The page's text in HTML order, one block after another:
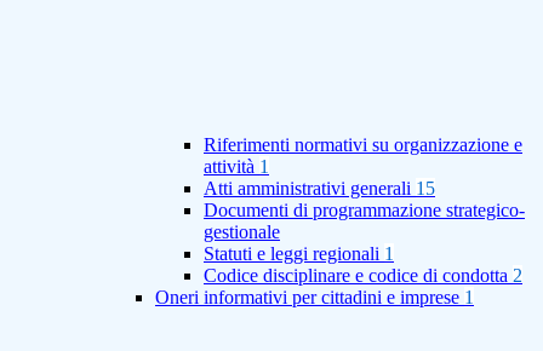
Riferimenti normativi su organizzazione e
attività 1
Atti amministrativi generali 15
Documenti di programmazione strategico-
gestionale
Statuti e leggi regionali 1
Codice disciplinare e codice di condotta 2
Oneri informativi per cittadini e imprese 1